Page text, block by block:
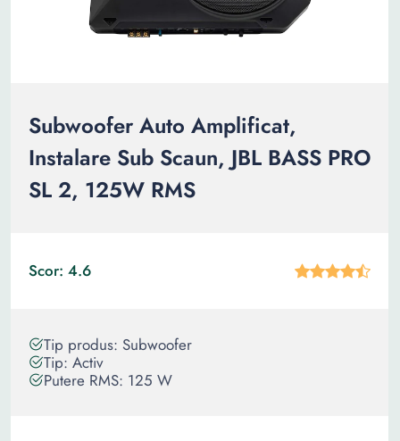
Subwoofer Auto Amplificat,
Instalare Sub Scaun, JBL BASS PRO
SL 2, 125W RMS
Scor: 4.6
Tip produs: Subwoofer
Tip: Activ
Putere RMS: 125 W